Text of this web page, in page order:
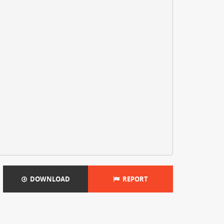
DOWNLOAD REPORT